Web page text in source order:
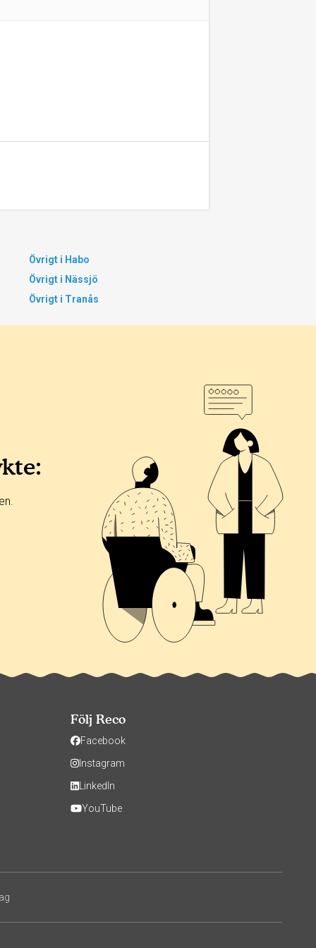
Övrigt i Habo
Övrigt i Nässjö
Övrigt i Tranås
Följ Reco
Facebook
Instagram
LinkedIn
YouTube